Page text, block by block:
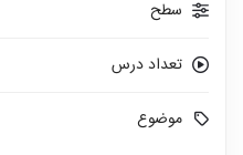
سطح
تعداد درس
موضوع